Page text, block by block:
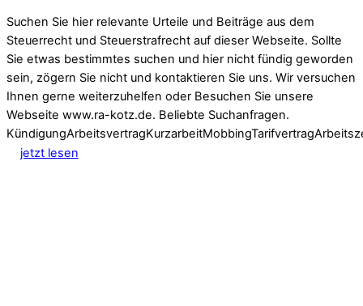
Suchen Sie hier relevante Urteile und Beiträge aus dem
Steuerrecht und Steuerstrafrecht auf dieser Webseite. Sollte
Sie etwas bestimmtes suchen und hier nicht fündig geworden
sein, zögern Sie nicht und kontaktieren Sie uns. Wir versuchen
Ihnen gerne weiterzuhelfen oder Besuchen Sie unsere
Webseite www.ra-kotz.de. Beliebte Suchanfragen.
jetzt lesen